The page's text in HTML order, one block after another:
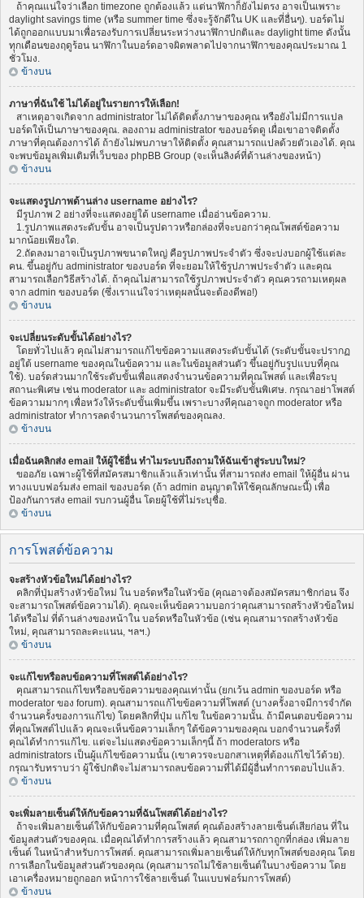
ถ้าคุณแน่ใจว่าเลือก timezone ถูกต้องแล้ว แต่นาฬิกาก็ยังไม่ตรง อาจเป็นเพราะ
daylight savings time (หรือ summer time ซึ่งจะรู้จักดีใน UK และที่อื่นๆ). บอร์ดไม่
ได้ถูกออกแบบมาเพื่อรองรับการเปลี่ยนระหว่างนาฬิกาปกติและ daylight time ดังนั้น
ทุกเดือนของฤดูร้อน นาฬิกาในบอร์ดอาจผิดพลาดไปจากนาฬิกาของคุณประมาณ 1
ชั่วโมง.
ข้างบน
ภาษาที่ฉันใช้ ไม่ได้อยู่ในรายการให้เลือก!
สาเหตุอาจเกิดจาก administrator ไม่ได้ติดตั้งภาษาของคุณ หรือยังไม่มีการแปล
บอร์ดให้เป็นภาษาของคุณ. ลองถาม administrator ของบอร์ดดู เผื่อเขาอาจติดตั้ง
ภาษาที่คุณต้องการได้ ถ้ายังไม่พบภาษาให้ติดตั้ง คุณสามารถแปลด้วยตัวเองได้. คุณ
จะพบข้อมูลเพิ่มเติมที่เว็บของ phpBB Group (จะเห็นลิงค์ที่ด้านล่างของหน้า)
ข้างบน
จะแสดงรูปภาพด้านล่าง username อย่างไร?
มีรูปภาพ 2 อย่างที่จะแสดงอยู่ใต้ username เมื่ออ่านข้อความ.
1.รูปภาพแสดงระดับขั้น อาจเป็นรูปดาวหรือกล่องที่จะบอกว่าคุณโพสต์ข้อความ
มากน้อยเพียงใด.
2.ถัดลงมาอาจเป็นรูปภาพขนาดใหญ่ คือรูปภาพประจำตัว ซึ่งจะบ่งบอกผู้ใช้แต่ละ
คน. ขึ้นอยู่กับ administrator ของบอร์ด ที่จะยอมให้ใช้รูปภาพประจำตัว และคุณ
สามารถเลือกวิธีสร้างได้. ถ้าคุณไม่สามารถใช้รูปภาพประจำตัว คุณควรถามเหตุผล
จาก admin ของบอร์ด (ซึ่งเราแน่ใจว่าเหตุผลนั้นจะต้องดีพอ!)
ข้างบน
จะเปลี่ยนระดับขั้นได้อย่างไร?
โดยทั่วไปแล้ว คุณไม่สามารถแก้ไขข้อความแสดงระดับขั้นได้ (ระดับขั้นจะปรากฏ
อยู่ใต้ username ของคุณในข้อความ และในข้อมูลส่วนตัว ขึ้นอยู่กับรูปแบบที่คุณ
ใช้). บอร์ดส่วนมากใช้ระดับขั้นเพื่อแสดงจำนวนข้อความที่คุณโพสต์ และเพื่อระบุ
สถานะพิเศษ เช่น moderator และ administrator จะมีระดับขั้นพิเศษ. กรุณาอย่าโพสต์
ข้อความมากๆ เพื่อหวังให้ระดับขั้นเพิ่มขึ้น เพราะบางทีคุณอาจถูก moderator หรือ
administrator ทำการลดจำนวนการโพสต์ของคุณลง.
ข้างบน
เมื่อฉันคลิกส่ง email ให้ผู้ใช้อื่น ทำไมระบบถึงถามให้ฉันเข้าสู่ระบบใหม่?
ขออภัย เฉพาะผู้ใช้ที่สมัครสมาชิกแล้วแล้วเท่านั้น ที่สามารถส่ง email ให้ผู้อื่น ผ่าน
ทางแบบฟอร์มส่ง email ของบอร์ด (ถ้า admin อนุญาตให้ใช้คุณลักษณะนี้) เพื่อ
ป้องกันการส่ง email รบกวนผู้อื่น โดยผู้ใช้ที่ไม่ระบุชื่อ.
ข้างบน
การโพสต์ข้อความ
จะสร้างหัวข้อใหม่ได้อย่างไร?
คลิกที่ปุ่มสร้างหัวข้อใหม่ ใน บอร์ดหรือในหัวข้อ (คุณอาจต้องสมัครสมาชิกก่อน จึง
จะสามารถโพสต์ข้อความได้). คุณจะเห็นข้อความบอกว่าคุณสามารถสร้างหัวข้อใหม่
ได้หรือไม่ ที่ด้านล่างของหน้าใน บอร์ดหรือในหัวข้อ (เช่น คุณสามารถสร้างหัวข้อ
ใหม่, คุณสามารถละคะแนน, ฯลฯ.)
ข้างบน
จะแก้ไขหรือลบข้อความที่โพสต์ได้อย่างไร?
คุณสามารถแก้ไขหรือลบข้อความของคุณเท่านั้น (ยกเว้น admin ของบอร์ด หรือ
moderator ของ forum). คุณสามารถแก้ไขข้อความที่โพสต์ (บางครั้งอาจมีการจำกัด
จำนวนครั้งของการแก้ไข) โดยคลิกที่ปุ่ม แก้ไข ในข้อความนั้น. ถ้ามีคนตอบข้อความ
ที่คุณโพสต์ไปแล้ว คุณจะเห็นข้อความเล็กๆ ใต้ข้อความของคุณ บอกจำนวนครั้งที่
คุณได้ทำการแก้ไข. แต่จะไม่แสดงข้อความเล็กๆนี้ ถ้า moderators หรือ
administrators เป็นผู้แก้ไขข้อความนั้น (เขาควรจะบอกสาเหตุที่ต้องแก้ไขไว้ด้วย).
กรุณารับทราบว่า ผู้ใช้ปกติจะไม่สามารถลบข้อความที่ได้มีผู้อื่นทำการตอบไปแล้ว.
ข้างบน
จะเพิ่มลายเซ็นต์ให้กับข้อความที่ฉันโพสต์ได้อย่างไร?
ถ้าจะเพิ่มลายเซ็นต์ให้กับข้อความที่คุณโพสต์ คุณต้องสร้างลายเซ็นต์เสียก่อน ที่ใน
ข้อมูลส่วนตัวของคุณ. เมื่อคุณได้ทำการสร้างแล้ว คุณสามารถกาถูกที่กล่อง เพิ่มลาย
เซ็นต์ ในหน้าสำหรับการโพสต์. คุณสามารถเพิ่มลายเซ็นต์ให้กับทุกโพสต์ของคุณ โดย
การเลือกในข้อมูลส่วนตัวของคุณ (คุณสามารถไม่ใช้ลายเซ็นต์ในบางข้อความ โดย
เอาเครื่องหมายถูกออก หน้าการใช้ลายเซ็นต์ ในแบบฟอร์มการโพสต์)
ข้างบน